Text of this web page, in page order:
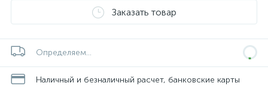
Заказать товар
Определяем...
Наличный и безналичный расчет, банковские карты